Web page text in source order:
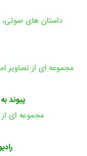
داستان های صوتی،
مجموعه ای از تصاویر
پیوند
مجموعه ای